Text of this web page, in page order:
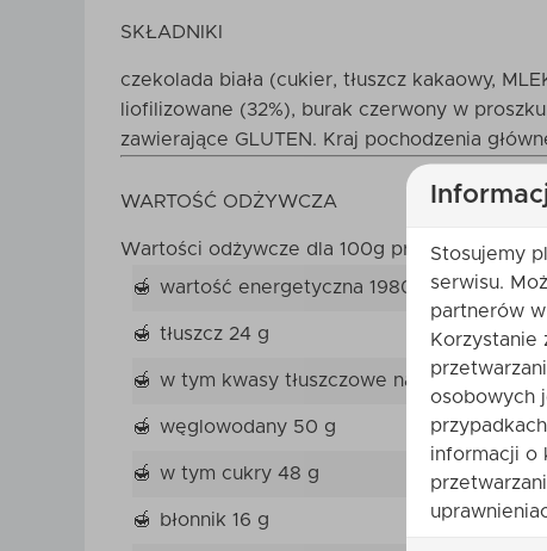
SKŁADNIKI
czekolada biała (cukier, tłuszcz kakaowy,
liofilizowane (32%), burak czerwony w
zawierające GLUTEN. Kraj pochodzenia
WARTOŚĆ ODŻYWCZA
Wartości odżywcze dla 100g produktu
wartość energetyczna 1980 kJ/475 kcal
tłuszcz 24 g
w tym kwasy tłuszczowe nasycone 14 g
węglowodany 50 g
w tym cukry 48 g
błonnik 16 g
Stosujemy
serwisu.
partnerów
Korzystanie
osobowych
informacji o